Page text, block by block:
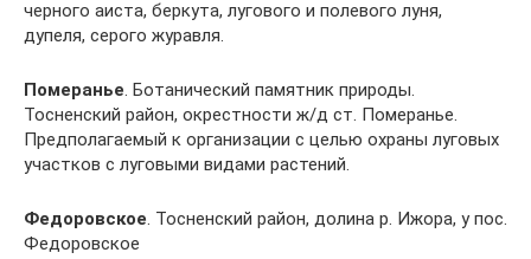
черного аиста, беркута, лугового и полевого луня,
дупеля, серого журавля.
Померанье. Ботанический памятник природы.
Тосненский район, окрестности ж/д ст. Померанье.
Предполагаемый к организации с целью охраны луговых
участков с луговыми видами растений.
Федоровское. Тосненский район, долина р. Ижора, у пос.
Федоровское